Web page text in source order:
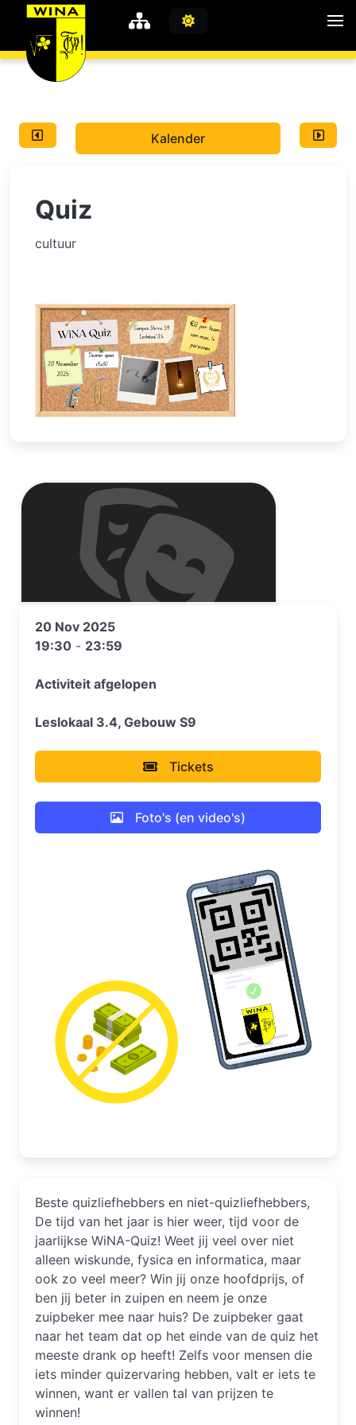
WiNA MyWiNA
Kalender
Quiz
cultuur
20 Nov 2025
19:30 - 23:59
Activiteit afgelopen
Leslokaal 3.4, Gebouw S9
Tickets
Foto's (en video's)
Beste quizliefhebbers en niet-quizliefhebbers,
De tijd van het jaar is hier weer, tijd voor de
jaarlijkse WiNA-Quiz! Weet jij veel over niet
alleen wiskunde, fysica en informatica, maar
ook zo veel meer? Win jij onze hoofdprijs, of
ben jij beter in zuipen en neem je onze
zuipbeker mee naar huis? De zuipbeker gaat
naar het team dat op het einde van de quiz het
meeste drank op heeft! Zelfs voor mensen die
iets minder quizervaring hebben, valt er iets te
winnen, want er vallen tal van prijzen te
winnen!